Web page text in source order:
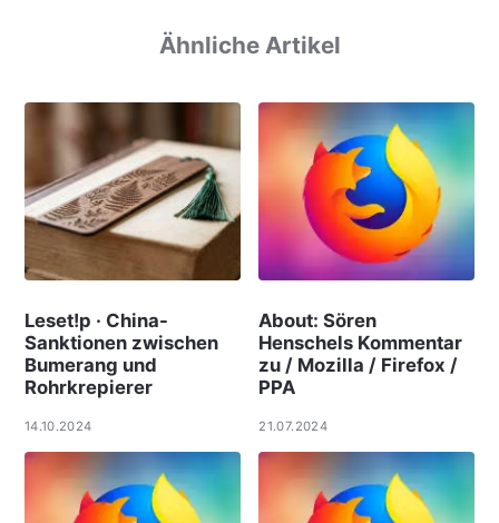
Ähnliche Artikel
Leset!p · China-
Sanktionen zwischen
Bumerang und
Rohrkrepierer
14.10.2024
About: Sören
Henschels Kommentar
zu / Mozilla / Firefox /
PPA
21.07.2024